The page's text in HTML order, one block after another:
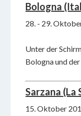
Bologna
28. - 29.
Unter der
Bologna und
Sarzana (La
15. Oktober